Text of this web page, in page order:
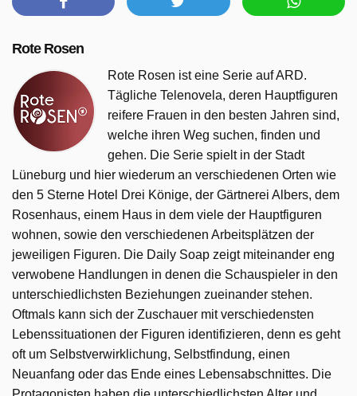
Rote Rosen
Rote Rosen ist eine Serie auf ARD.
Tägliche Telenovela, deren Hauptfiguren
reifere Frauen in den besten Jahren sind,
welche ihren Weg suchen, finden und
gehen. Die Serie spielt in der Stadt
Lüneburg und hier wiederum an verschiedenen Orten wie
den 5 Sterne Hotel Drei Könige, der Gärtnerei Albers, dem
Rosenhaus, einem Haus in dem viele der Hauptfiguren
wohnen, sowie den verschiedenen Arbeitsplätzen der
jeweiligen Figuren. Die Daily Soap zeigt miteinander eng
verwobene Handlungen in denen die Schauspieler in den
unterschiedlichsten Beziehungen zueinander stehen.
Oftmals kann sich der Zuschauer mit verschiedensten
Lebenssituationen der Figuren identifizieren, denn es geht
oft um Selbstverwirklichung, Selbstfindung, einen
Neuanfang oder das Ende eines Lebensabschnittes. Die